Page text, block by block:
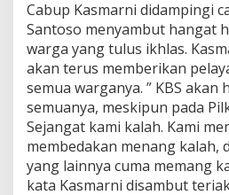
o
M
n
a
n
g
Cabup Kasmarni didampingi
Santoso menyambut hangat
warga yang tulus ikhlas.
akan terus memberikan
semua warganya. ” KBS
semuanya, meskipun pada
Sejangat kami kalah. Kami
membedakan menang kalah,
yang lainnya cuma memang
kata Kasmarni disambut